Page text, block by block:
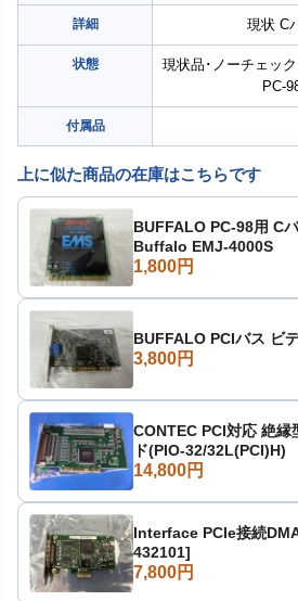
詳細 現状 C
状態
現状品･ノーチェッ
PC-
付属品
上に似た商品の在庫はこちらです
BUFFALO PC-98用 C
Buffalo EMJ-4000S
1,800円
BUFFALO PCIバス ビ
3,800円
CONTEC PCI対応 絶縁
ド(PIO-32/32L(PCI)H)
14,800円
Interface PCIe接続
432101]
7,800円